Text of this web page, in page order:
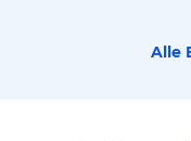
Alle